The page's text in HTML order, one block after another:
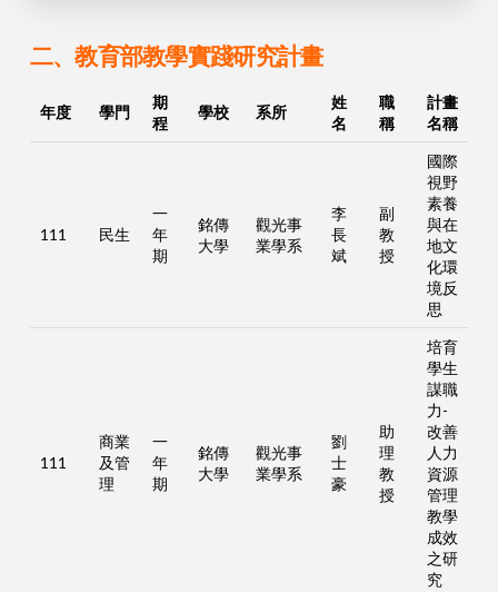
二、教育部教學實踐研究計畫
年度 學門
期
程
學校 系所
姓
名
職
稱
計畫
名稱
111 民生
一
年
期
銘傳
大學
觀光事
業學系
李
長
斌
副
教
授
國際
視野
素養
與在
地文
化環
境反
思
111
商業
及管
理
一
年
期
銘傳
大學
觀光事
業學系
劉
士
豪
助
理
教
授
培育
學生
謀職
力-
改善
人力
資源
管理
教學
成效
之研
究